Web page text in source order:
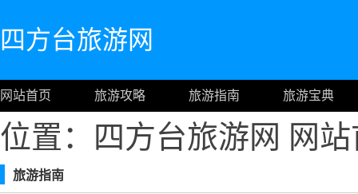
四方台旅游网
网站首页 旅游攻略 旅游指南 旅游宝典
位置：四方台旅游网 网
旅游指南